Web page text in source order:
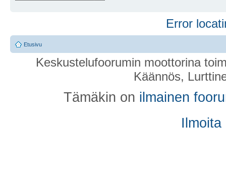
Error
Etusivu
Keskustelufoorumin moottorina
Käännös,
Tämäkin on ilmainen